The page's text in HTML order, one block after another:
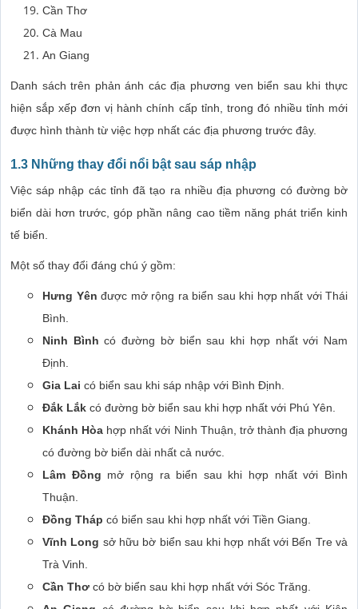
Cần Thơ
Cà Mau
An Giang
Danh sách trên phản ánh các địa phương ven biển sau khi thực
hiện sắp xếp đơn vị hành chính cấp tỉnh, trong đó nhiều tỉnh mới
được hình thành từ việc hợp nhất các địa phương trước đây.
1.3 Những thay đổi nổi bật sau sáp nhập
Việc sáp nhập các tỉnh đã tạo ra nhiều địa phương có đường bờ
biển dài hơn trước, góp phần nâng cao tiềm năng phát triển kinh
tế biển.
Một số thay đổi đáng chú ý gồm:
Hưng Yên được mở rộng ra biển sau khi hợp nhất với Thái
Bình.
Ninh Bình có đường bờ biển sau khi hợp nhất với Nam
Định.
Gia Lai có biển sau khi sáp nhập với Bình Định.
Đắk Lắk có đường bờ biển sau khi hợp nhất với Phú Yên.
Khánh Hòa hợp nhất với Ninh Thuận, trở thành địa phương
có đường bờ biển dài nhất cả nước.
Lâm Đồng mở rộng ra biển sau khi hợp nhất với Bình
Thuận.
Đồng Tháp có biển sau khi hợp nhất với Tiền Giang.
Vĩnh Long sở hữu bờ biển sau khi hợp nhất với Bến Tre và
Trà Vinh.
Cần Thơ có bờ biển sau khi hợp nhất với Sóc Trăng.